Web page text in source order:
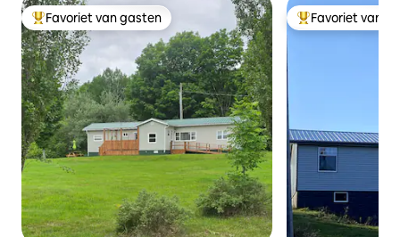
Topfavoriet van gasten
Favoriet van gasten Topfavoriet van
Favoriet van